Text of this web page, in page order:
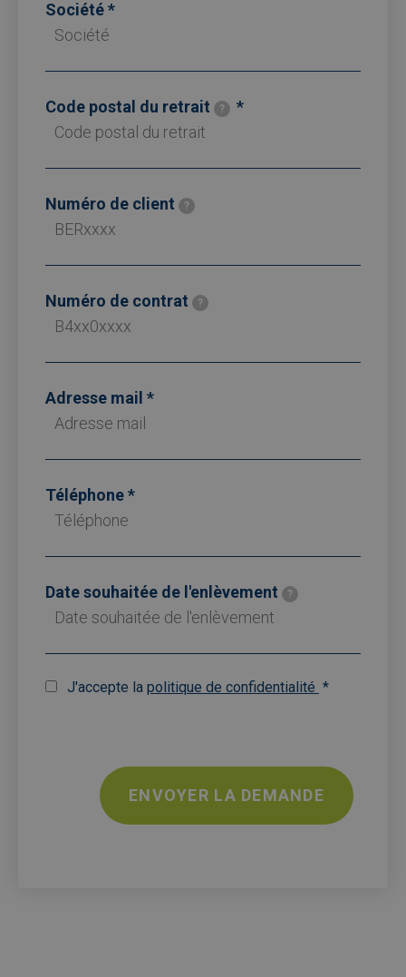
Société
Code postal du retrait ?
Numéro de client ?
Numéro de contrat ?
Adresse mail
Téléphone
Date souhaitée de l'enlèvement ?
J'accepte la politique de confidentialité